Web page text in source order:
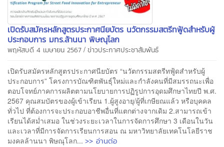
เปิดรับสมัครหลักสูตรประกาศนียบัตร นวัตกรรมสตรีทฟู้ดสำหรับผู้
ประกอบการ มทร.ล้านนา พิษณุโลก
พฤหัสบดี 4 เมษายน 2567 / ข่าวประกาศประชาสัมพันธ์
เปิดรับสมัครหลักสูตรประกาศนียบัตร “นวัตกรรมสตรีทฟู้ดสำหรับผู้
ประกอบการ” โครงการบัณฑิตพันธุ์ใหม่และกำลังคนที่มีสมรรถนะเพื่อ
ตอบโจทย์ภาคการผลิตตามนโยบายการปฏิรูปการอุดมศึกษาไทยปี พ.ศ.
2567 คุณสมบัตรของผู้เข้าเรียน 1.ผู้สูงอายุ/ผู้ที่เกษียณแล้ว หรือบุคคล
ทั่วไป ที่ต้องการจะประกอบอาชีพอื่นที่แตกต่างจากเดิม 2.สามารถเข้า
เรียนได้สม่ำเสมอ ในช่วงระยะเวลาในการจัดการศึกษา 3 เดือนในวัน
และเวลาที่มีการจัดการเรียนการสอน ณ มหาวิทยาลัยเทคโนโลยีราช
มงคลล้านนา พิษณุโลก... >> อ่านต่อ